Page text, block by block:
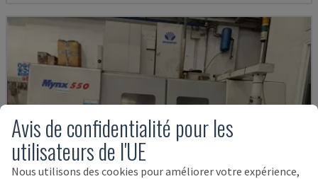
Avis de confidentialité pour les
utilisateurs de l'UE
Nous utilisons des cookies pour améliorer votre expérience,